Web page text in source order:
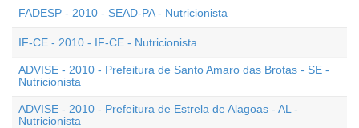
FADESP - 2010 - SEAD-PA - Nutricionista
IF-CE - 2010 - IF-CE - Nutricionista
ADVISE - 2010 - Prefeitura de Santo Amaro das Brotas - SE -
Nutricionista
ADVISE - 2010 - Prefeitura de Estrela de Alagoas - AL -
Nutricionista